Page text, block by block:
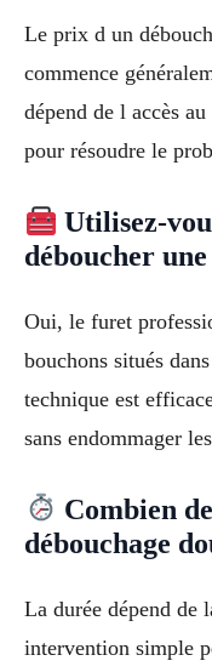
Le prix d un
commence
dépend de l accès
pour résoudre le
Utilisez-
déboucher
Oui, le furet
bouchons situés
technique est
sans endommager
Combien
débouchage
La durée dépend
intervention simple